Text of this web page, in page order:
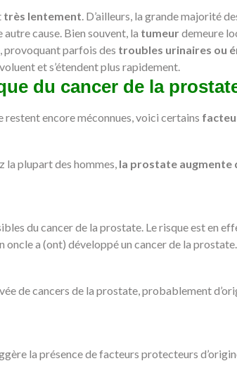
très lentement. D’ailleurs, la grande majorité
autre cause. Bien souvent, la tumeur demeure
provoquant parfois des troubles urinaires ou
et s’étendent plus rapidement.
du cancer de la
restent encore méconnues, voici certains
la plupart des hommes, la prostate augmente
du cancer de la prostate. Le risque est en
oncle a (ont) développé un cancer de la prostate.
de cancers de la prostate, probablement
la présence de facteurs protecteurs